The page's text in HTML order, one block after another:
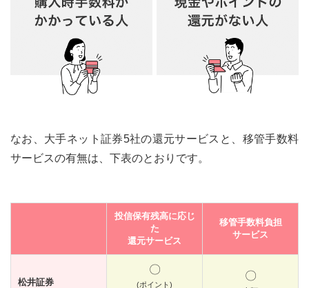
なお、大手ネット証券5社の還元サービスと、移管手数料
サービスの有無は、下表のとおりです。
投信保有残高に応じ
た
還元サービス
移管手数料負担
サービス
松井証券
〇
(ポイント)
〇